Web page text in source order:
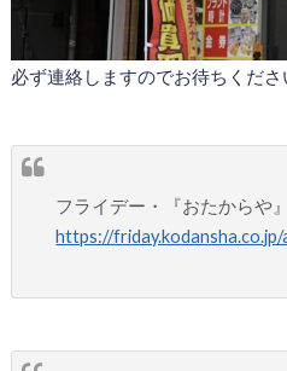
必ず連絡しますのでお待ちくださ
フライデー・『おたからや
https://